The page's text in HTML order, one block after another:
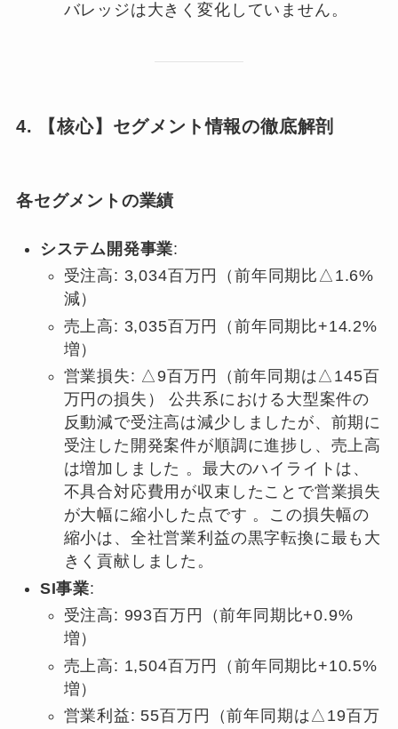
バレッジは大きく変化していません。
4. 【核心】セグメント情報の徹底解剖
各セグメントの業績
システム開発事業:
受注高: 3,034百万円（前年同期比△1.6%
減）
売上高: 3,035百万円（前年同期比+14.2%
増）
営業損失: △9百万円（前年同期は△145百
万円の損失） 公共系における大型案件の
反動減で受注高は減少しましたが、前期に
受注した開発案件が順調に進捗し、売上高
は増加しました 。最大のハイライトは、
不具合対応費用が収束したことで営業損失
が大幅に縮小した点です 。この損失幅の
縮小は、全社営業利益の黒字転換に最も大
きく貢献しました。
SI事業:
受注高: 993百万円（前年同期比+0.9%
増）
売上高: 1,504百万円（前年同期比+10.5%
増）
営業利益: 55百万円（前年同期は△19百万